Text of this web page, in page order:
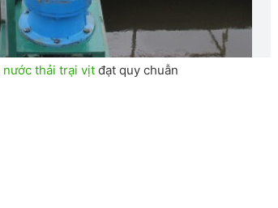
thải trại vịt đạt quy chuẫn